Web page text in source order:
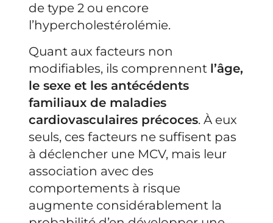
de type 2 ou encore
l’hypercholestérolémie.
Quant aux facteurs non
modifiables, ils comprennent l’âge,
le sexe et les antécédents
familiaux de maladies
cardiovasculaires précoces. À eux
seuls, ces facteurs ne suffisent pas
à déclencher une MCV, mais leur
association avec des
comportements à risque
augmente considérablement la